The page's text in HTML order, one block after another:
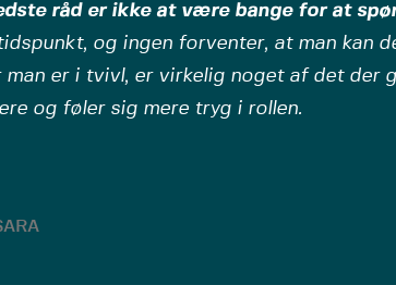
råd er ikke at være bange for at
og ingen forventer, at man kan
man er i tvivl, er virkelig noget af det der
og føler sig mere tryg i rollen.